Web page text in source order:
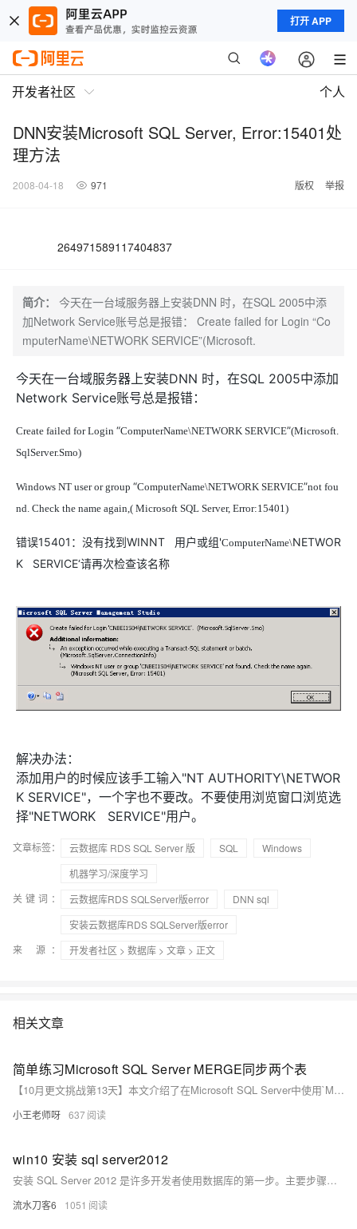
打开 APP
开发者社区 个人
DNN安装Microsoft SQL Server, Error:15401处
理方法
2008-04-18 971 版权 举报
264971589117404837
简介：
今天在一台域服务器上安装DNN 时，在SQL 2005中添
加Network Service账号总是报错： Create failed for Login “Co
mputerName\NETWORK SERVICE”(Microsoft.
今天在一台域服务器上安装DNN 时，在SQL 2005中添加
Network Service账号总是报错：
Create failed for Login “ComputerName\NETWORK SERVICE”(Microsoft.
SqlServer.Smo)
Windows NT user or group “ComputerName\NETWORK SERVICE”not fou
nd. Check the name again,( Microsoft SQL Server, Error:15401)
错误15401：没有找到WINNT 用户或组'ComputerName\NETWOR
K SERVICE‘请再次检查该名称
解决办法：
添加用户的时候应该手工输入"NT AUTHORITY\NETWOR
K SERVICE"，一个字也不要改。不要使用浏览窗口浏览选
择"NETWORK SERVICE"用户。
文章标签： 云数据库 RDS SQL Server 版 SQL
Windows
机器学习/深度学习
关键词：
云数据库RDS SQLServer版error
DNN sql
安装云数据库RDS SQLServer版error
来 源：
开发者社区 > 数据库 > 文章 > 正文
相关文章
简单练习Microsoft SQL Server MERGE同步两个表
【10月更文挑战第13天】本文介绍了在Microsoft SQL Server中使用`MERGE`语句同步两个表的步骤。首先创建源表`SourceTable`和目标表`TargetTable`并分别插入数据，然后通过`MERGE`语句根据ID匹配行，实现更新、插入和删除操作，最后验证同步结果。此方法可根据需求调整以适应不同场景。
小王老师呀 637
win10 安装 sql server2012
安装 SQL Server 2012 是许多开发者使用数据库的第一步。主要步骤包括：下载并运行安装程序，接受许可条款，选择功能（如数据库引擎服务），配置实例和服务器设置，设置身份验证模式，完成安装并进行测试。建议安装 SQL Server Management Studio (SSMS) 进行管理和维护，确保数据安全。
流水刀客6 1051